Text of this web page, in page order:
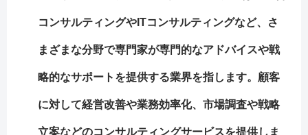
コンサルティングやITコンサルティングなど、さ
まざまな分野で専門家が専門的なアドバイスや戦
略的なサポートを提供する業界を指します。顧客
に対して経営改善や業務効率化、市場調査や戦略
立案などのコンサルティングサービスを提供しま